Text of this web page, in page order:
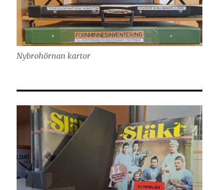
Nybrohörnan kartor